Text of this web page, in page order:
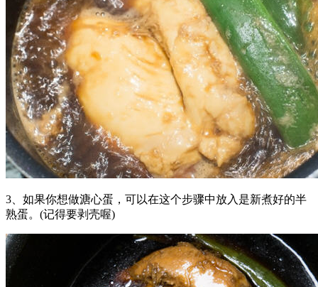
3、如果你想做溏心蛋，可以在这个步骤中放入是新煮好的半
熟蛋。(记得要剥壳喔)